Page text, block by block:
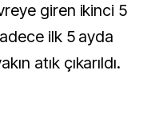
giren ikinci 5
ilk 5 ayda
atık çıkarıldı.